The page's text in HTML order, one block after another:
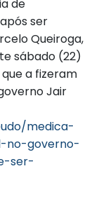
de
ser
Queiroga,
sábado (22)
a fizeram
Jair
medica-
no-governo-
ser-